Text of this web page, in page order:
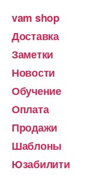
vam shop
Доставка
Заметки
Новости
Обучение
Оплата
Продажи
Шаблоны
Юзабилити